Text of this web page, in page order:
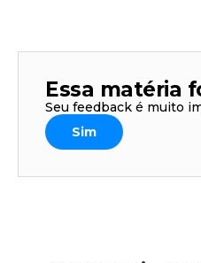
Essa matéria
Seu feedback é muito
Sim